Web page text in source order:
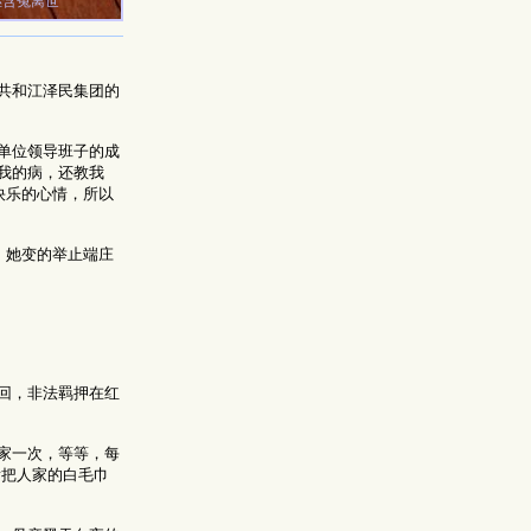
和江泽民集团的
位领导班子的成
的病，还教我
乐的心情，所以
她变的举止端庄
，非法羁押在红
一次，等等，每
人家的白毛巾